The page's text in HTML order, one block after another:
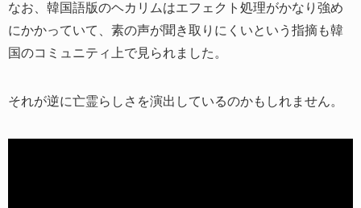
なお、韓国語版のヘカリムはエフェクト処理がかなり強め
にかかっていて、素の声が聞き取りにくいという指摘も韓
国のコミュニティ上で見られました。
それが逆に亡霊らしさを演出しているのかもしれません。